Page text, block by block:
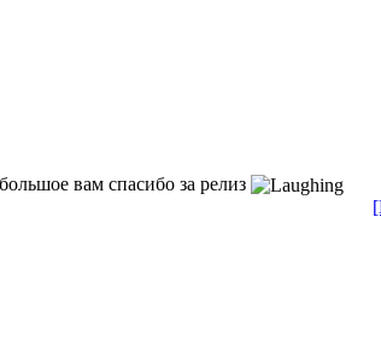
вам спасибо за релиз